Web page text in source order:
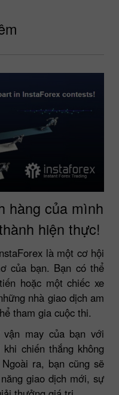
hàng của mình
hiện thực!
là một cơ hội
của bạn. Bạn có thể
hoặc một chiếc xe
nhà giao dịch am
tham gia cuộc thi.
may của bạn với
chiến thắng không
ra, bạn cũng sẽ
giao dịch mới, sự